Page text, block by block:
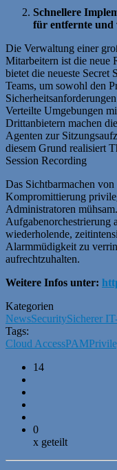
Schnellere
für entfernte und
Die Verwaltung einer
Mitarbeitern ist die neue
bietet die neueste
Teams, um sowohl den
Verteilte Umgebungen
Drittanbietern machen
Agenten zur
diesem Grund realisiert
Session Recording
Das Sichtbarmachen
Kompromittierung
Administratoren
Aufgabenorchestrierung
wiederholende,
Alarmmüdigkeit zu
aufrechtzuhalten.
Weitere Infos unter:
Kategorien
NewsSecuritySicherer
Tags:
Cloud AccessPAM
14
0
x geteilt